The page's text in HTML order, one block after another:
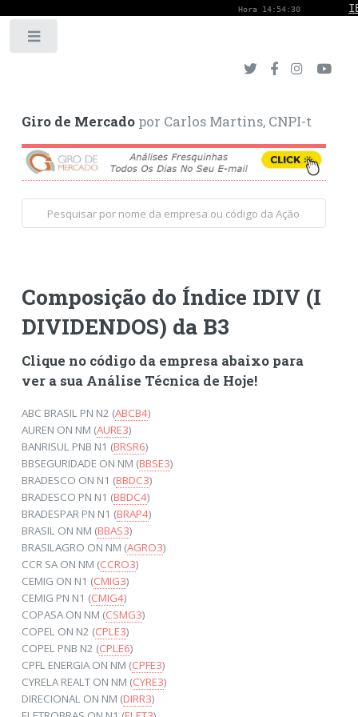
Giro de Mercadopor Carlos Martins, CNPI-t
Composição do Índice IDIV (I
DIVIDENDOS) da B3
Clique no código da empresa abaixo para
ver a sua Análise Técnica de Hoje!
ABC BRASIL PN N2 (ABCB4)
AUREN ON NM (AURE3)
BANRISUL PNB N1 (BRSR6)
BBSEGURIDADE ON NM (BBSE3)
BRADESCO ON N1 (BBDC3)
BRADESCO PN N1 (BBDC4)
BRADESPAR PN N1 (BRAP4)
BRASIL ON NM (BBAS3)
BRASILAGRO ON NM (AGRO3)
CCR SA ON NM (CCRO3)
CEMIG ON N1 (CMIG3)
CEMIG PN N1 (CMIG4)
COPASA ON NM (CSMG3)
COPEL ON N2 (CPLE3)
COPEL PNB N2 (CPLE6)
CPFL ENERGIA ON NM (CPFE3)
CYRELA REALT ON NM (CYRE3)
DIRECIONAL ON NM (DIRR3)